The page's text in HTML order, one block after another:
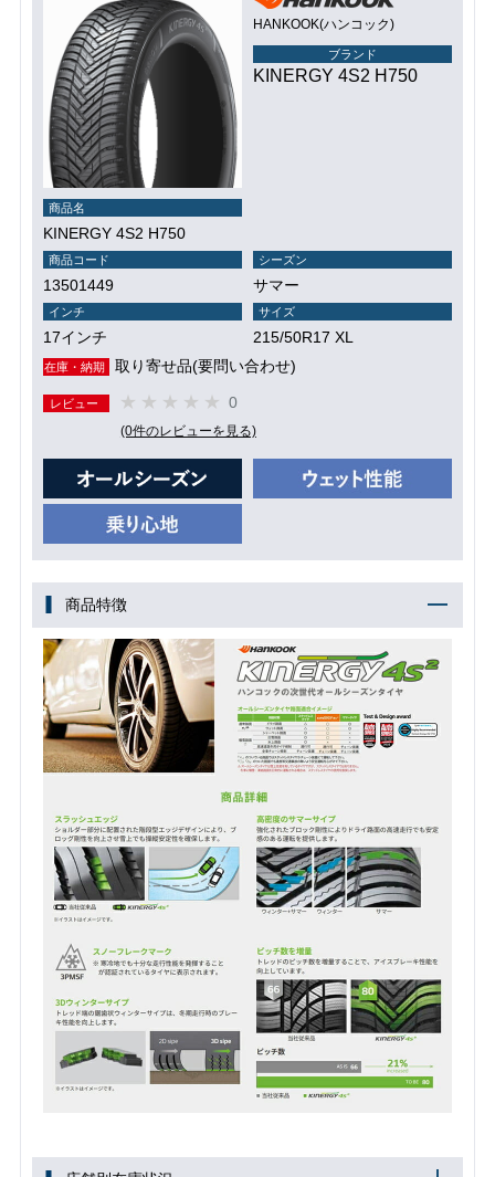
HANKOOK(ハンコック)
ブランド
KINERGY 4S2 H750
商品名
KINERGY 4S2 H750
商品コード
13501449
シーズン
サマー
インチ
17インチ
サイズ
215/50R17 XL
在庫・納期 取り寄せ品(要問い合わせ)
レビュー 0
(0件のレビューを見る)
商品特徴